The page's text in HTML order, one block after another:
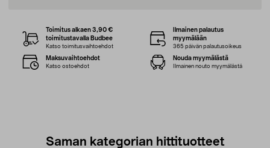
Toimitus alkaen 3,90 €
toimitustavalla Budbee
Katso toimitusvaihtoehdot
Ilmainen palautus
myymälään
365 päivän palautusoikeus
Maksuvaihtoehdot
Katso ostoehdot
Nouda myymälästä
Ilmainen nouto myymälästä
Saman kategorian hittituotteet